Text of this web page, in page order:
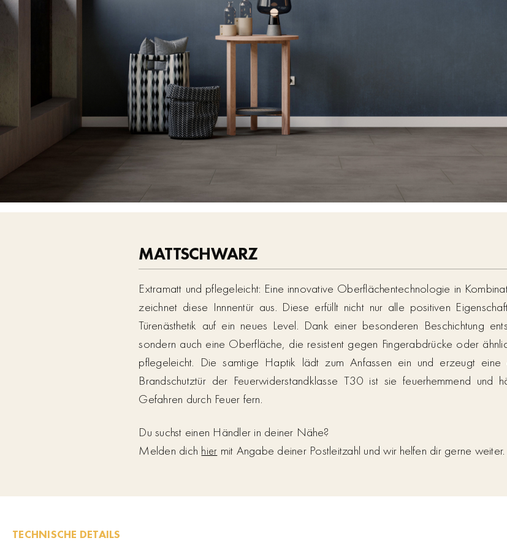
MATTSCHWARZ
Extramatt und pflegeleicht: Eine innovative Oberflächentechnologie in
zeichnet diese Innnentür aus. Diese erfüllt nicht nur alle positiven
Türenästhetik auf ein neues Level. Dank einer besonderen Beschichtung
sondern auch eine Oberfläche, die resistent gegen Fingerabdrücke oder
pflegeleicht. Die samtige Haptik lädt zum Anfassen ein und erzeugt eine
Brandschutztür der Feuerwiderstandklasse T30 ist sie feuerhemmend und
Gefahren durch Feuer fern.
Du suchst einen Händler in deiner Nähe?
Melden dich hier mit Angabe deiner Postleitzahl und wir helfen dir gerne weiter.
TECHNISCHE DETAILS